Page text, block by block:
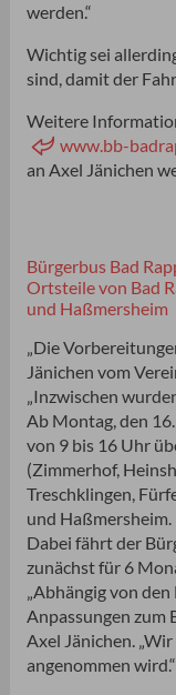
werden.“
Wichtig sei
sind, damit der
Weitere
www.bb-
an Axel Jänichen
Bürgerbus Bad
Ortsteile von Bad
und Haßmersheim
„Die
Jänichen vom
„Inzwischen
Ab Montag, den
von 9 bis 16 Uhr
(Zimmerhof,
Treschklingen,
und Haßmersheim.
Dabei fährt der
zunächst für 6
„Abhängig von
Anpassungen zum
Axel Jänichen.
angenommen wird.“